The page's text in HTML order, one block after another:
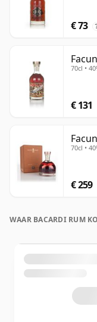
€ 73
70cl •
€ 131
70cl •
€ 259
WAAR BACARDI RUM